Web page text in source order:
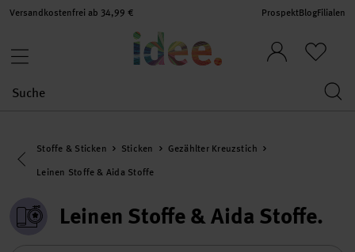
Versandkostenfrei ab 34,99 € ProspektBlogFilialen
Eine Kategorie zurück navigieren
Stoffe & Sticken Sticken
Gezählter Kreuzstich
Leinen Stoffe & Aida Stoffe
Leinen Stoffe & Aida Stoffe